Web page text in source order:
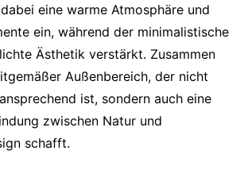
eine warme Atmosphäre und
ein, während der minimalistische
Ästhetik verstärkt. Zusammen
Außenbereich, der nicht
ist, sondern auch eine
zwischen Natur und
schafft.